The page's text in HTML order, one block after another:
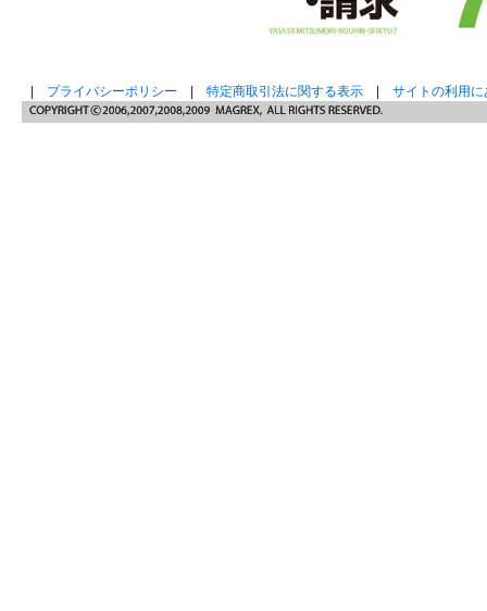
プライバシーポリシー 特定商取引法に関する表示 サイトの利用に